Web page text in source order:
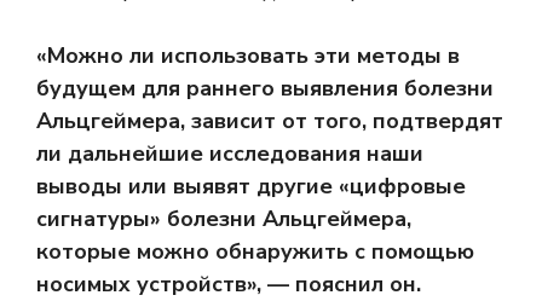
«Можно ли использовать эти методы в
будущем для раннего выявления болезни
Альцгеймера, зависит от того, подтвердят
ли дальнейшие исследования наши
выводы или выявят другие «цифровые
сигнатуры» болезни Альцгеймера,
которые можно обнаружить с помощью
носимых устройств», — пояснил он.